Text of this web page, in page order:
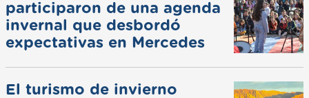
participaron de una agenda
invernal que desbordó
expectativas en Mercedes
El turismo de invierno